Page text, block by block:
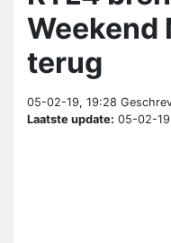
Weekend
terug
05-02-19, 19:28
Laatste update: 05-02-